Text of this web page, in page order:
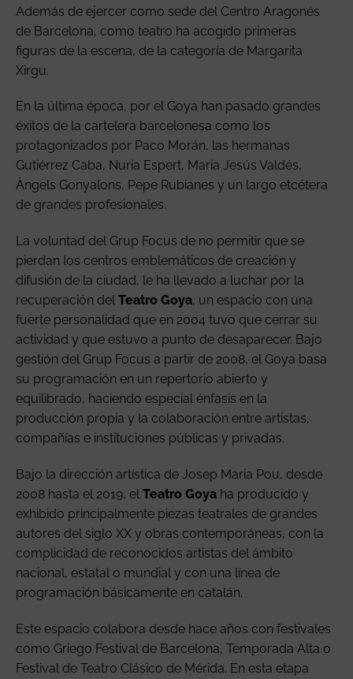
Además de ejercer como sede del Centro Aragonés
de Barcelona, como teatro ha acogido primeras
figuras de la escena, de la categoría de Margarita
Xirgu.
En la última época, por el Goya han pasado grandes
éxitos de la cartelera barcelonesa como los
protagonizados por Paco Morán, las hermanas
Gutiérrez Caba, Nuria Espert, Maria Jesús Valdés,
Àngels Gonyalons, Pepe Rubianes y un largo etcétera
de grandes profesionales.
La voluntad del Grup Focus de no permitir que se
pierdan los centros emblemáticos de creación y
difusión de la ciudad, le ha llevado a luchar por la
recuperación del Teatro Goya, un espacio con una
fuerte personalidad que en 2004 tuvo que cerrar su
actividad y que estuvo a punto de desaparecer. Bajo
gestión del Grup Focus a partir de 2008, el Goya basa
su programación en un repertorio abierto y
equilibrado, haciendo especial énfasis en la
producción propia y la colaboración entre artistas,
compañías e instituciones públicas y privadas.
Bajo la dirección artística de Josep Maria Pou, desde
2008 hasta el 2019, el Teatro Goya ha producido y
exhibido principalmente piezas teatrales de grandes
autores del siglo XX y obras contemporáneas, con la
complicidad de reconocidos artistas del ámbito
nacional, estatal o mundial y con una línea de
programación básicamente en catalán.
Este espacio colabora desde hace años con festivales
como Griego Festival de Barcelona, Temporada Alta o
Festival de Teatro Clásico de Mérida. En esta etapa